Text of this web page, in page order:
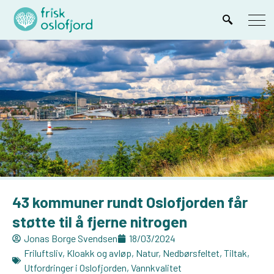
43 kommuner rundt Oslofjorden får
støtte til å fjerne nitrogen
Jonas Borge Svendsen
18/03/2024
Friluftsliv, Kloakk og avløp, Natur, Nedbørsfeltet, Tiltak,
Utfordringer i Oslofjorden, Vannkvalitet